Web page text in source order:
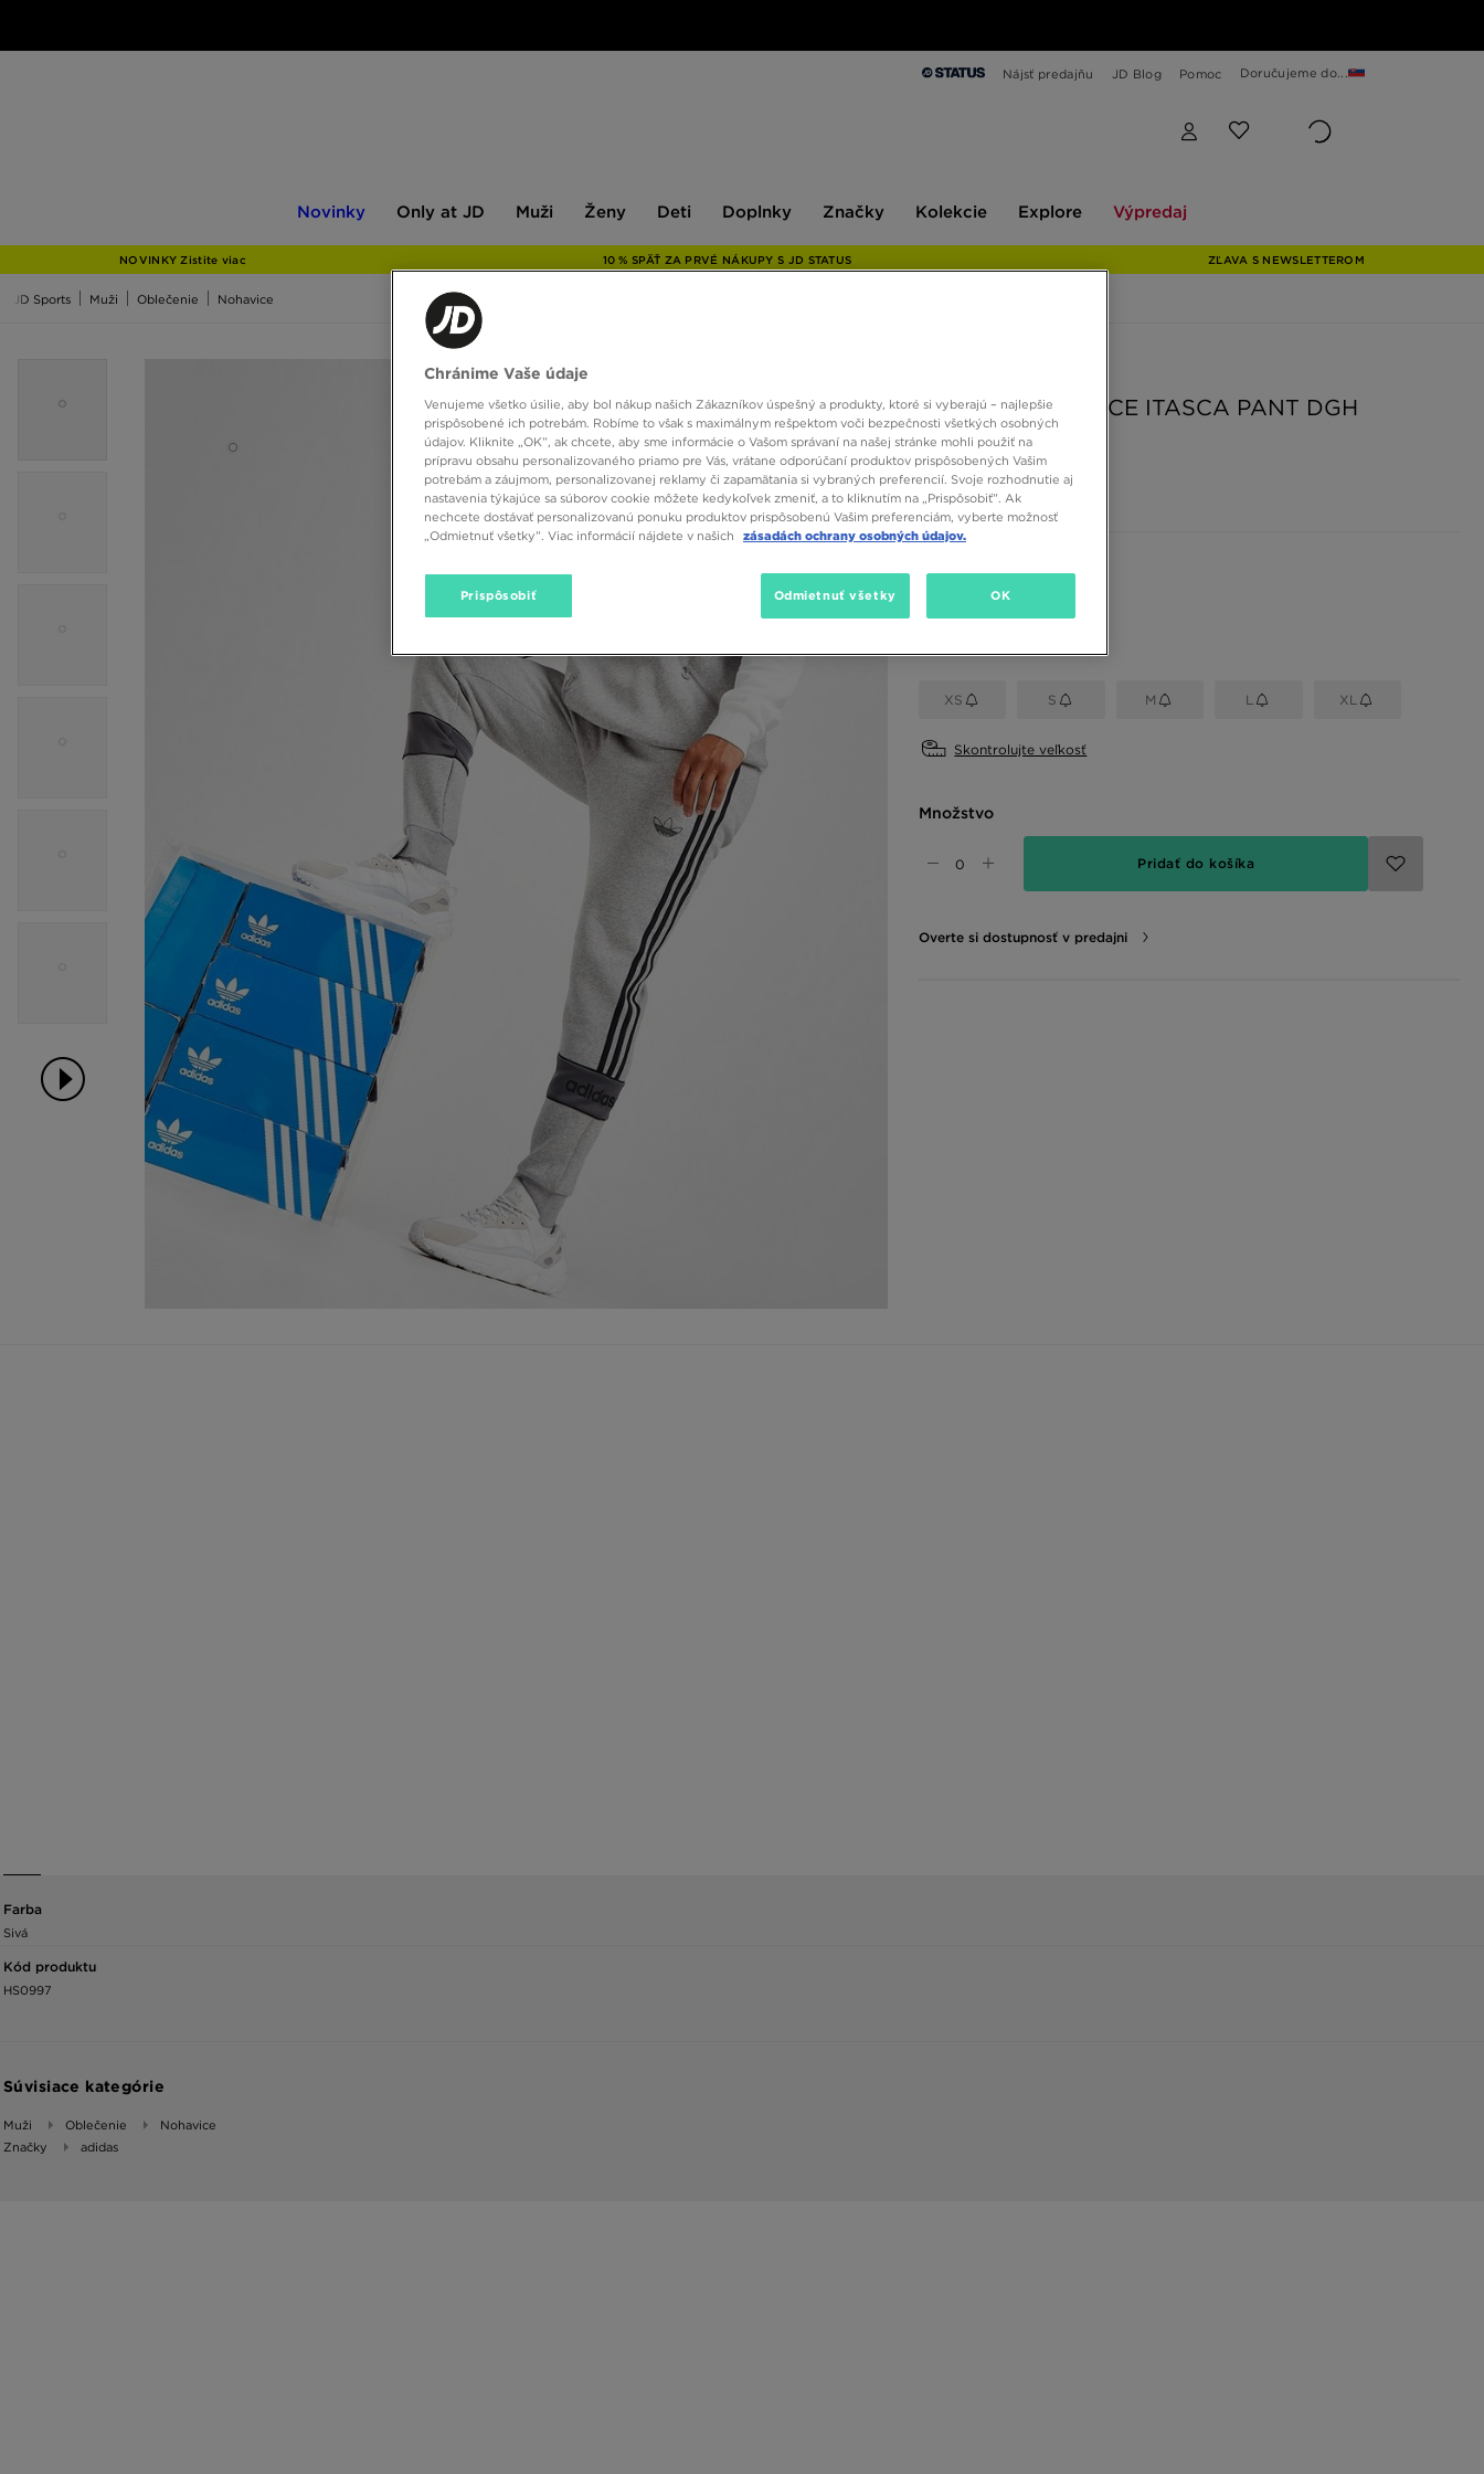
Nájsť predajňu JD Blog Pomoc Doručujeme do...
Novinky
JD
Only at JD Muži Ženy Deti Doplnky Značky Kolekcie Explore Výpredaj
NOVINKY Zistite viac 10 % SPÄŤ ZA PRVÉ NÁKUPY S JD STATUS ZĽAVA S NEWSLETTEROM
JD Sports Muži Oblečenie Nohavice
ADIDAS NOHAVICE ITASCA PANT DGH
40,00 €
XS S M L XL
Skontrolujte veľkosť
Množstvo
Pridať do košíka
Overte si dostupnosť v predajni
Farba
Sivá
Kód produktu
HS0997
Súvisiace kategórie
Muži Oblečenie
Nohavice
Značky
adidas
Chránime Vaše údaje
Venujeme všetko úsilie, aby bol nákup našich Zákazníkov úspešný a produkty, ktoré si vyberajú – najlepšie
prispôsobené ich potrebám. Robíme to však s maximálnym rešpektom voči bezpečnosti všetkých osobných
údajov. Kliknite „OK”, ak chcete, aby sme informácie o Vašom správaní na našej stránke mohli použiť na
prípravu obsahu personalizovaného priamo pre Vás, vrátane odporúčaní produktov prispôsobených Vašim
potrebám a záujmom, personalizovanej reklamy či zapamätania si vybraných preferencií. Svoje rozhodnutie aj
nastavenia týkajúce sa súborov cookie môžete kedykoľvek zmeniť, a to kliknutím na „Prispôsobiť”. Ak
nechcete dostávať personalizovanú ponuku produktov prispôsobenú Vašim preferenciám, vyberte možnosť
„Odmietnuť všetky”. Viac informácií nájdete v našich
zásadách ochrany osobných údajov.
Prispôsobiť Odmietnuť všetky OK